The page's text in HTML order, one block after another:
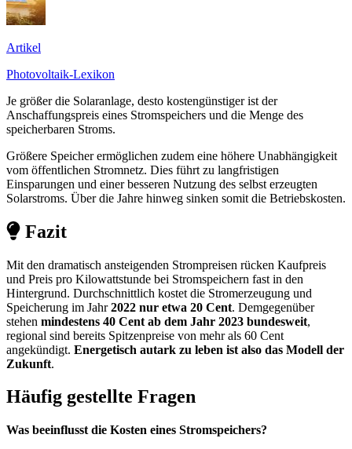
Artikel
Photovoltaik-Lexikon
Je größer die Solaranlage, desto kostengünstiger ist der
Anschaffungspreis eines Stromspeichers und die Menge des
speicherbaren Stroms.
Größere Speicher ermöglichen zudem eine höhere Unabhängigkeit
vom öffentlichen Stromnetz. Dies führt zu langfristigen
Einsparungen und einer besseren Nutzung des selbst erzeugten
Solarstroms. Über die Jahre hinweg sinken somit die Betriebskosten.
Fazit
Mit den dramatisch ansteigenden Strompreisen rücken Kaufpreis
und Preis pro Kilowattstunde bei Stromspeichern fast in den
Hintergrund. Durchschnittlich kostet die Stromerzeugung und
Speicherung im Jahr2022 nur etwa 20 Cent. Demgegenüber
stehen mindestens 40 Cent ab dem Jahr 2023 bundesweit,
regional sind bereits Spitzenpreise von mehr als 60 Cent
angekündigt. Energetisch autark zu leben ist also das Modell der
Zukunft.
Häufig gestellte Fragen
Was beeinflusst die Kosten eines Stromspeichers?